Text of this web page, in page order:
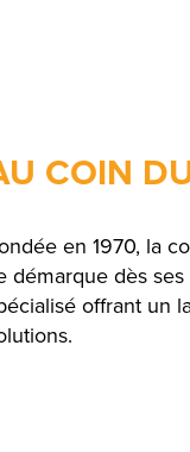
COIN
en 1970, la
démarque dès
offrant un